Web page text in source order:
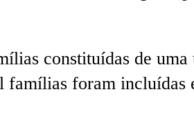
constituídas de uma
foram incluídas